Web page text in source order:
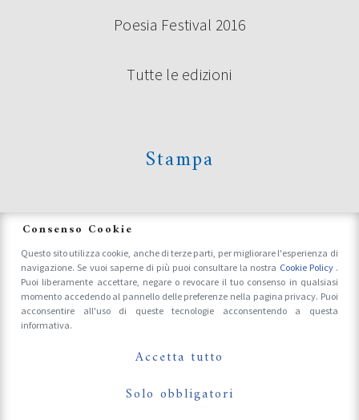
Poesia Festival 2016
Tutte le edizioni
Stampa
Accrediti Stampa e Fotografi
Follow Us On
Consenso Cookie
Questo sito utilizza cookie, anche di terze parti, per migliorare l'esperienza di
navigazione. Se vuoi saperne di più puoi consultare la nostra Cookie Policy .
Puoi liberamente accettare, negare o revocare il tuo consenso in qualsiasi
momento accedendo al pannello delle preferenze nella pagina privacy. Puoi
acconsentire all'uso di queste tecnologie acconsentendo a questa
informativa.
Accetta tutto
Solo obbligatori